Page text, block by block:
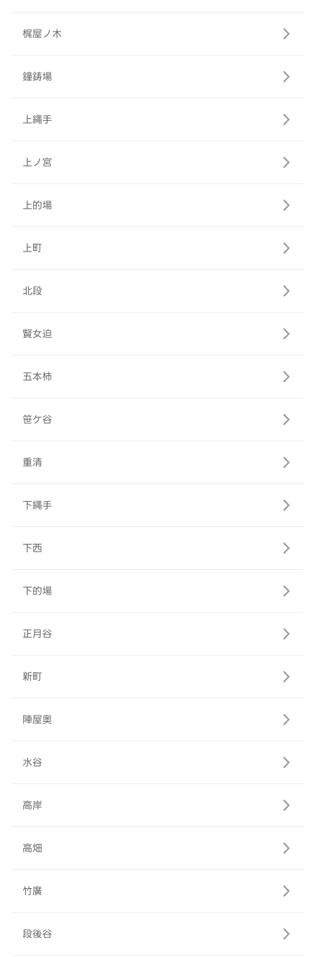
梶屋ノ木
鐘鋳場
上縄手
上ノ宮
上的場
上町
北段
賢女迫
五本柿
笹ケ谷
重清
下縄手
下西
下的場
正月谷
新町
陣屋奥
水谷
高岸
高畑
竹廣
段後谷